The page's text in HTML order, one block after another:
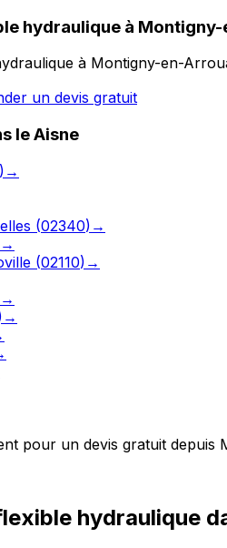
hydraulique à
à Montigny-en-
un devis gratuit
leAisne
) →
(02340) →
→
(02110) →
→
→
pour un devis gratuit depuis
hydraulique